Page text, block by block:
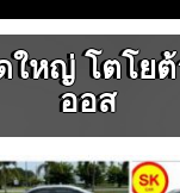
ใหญ่ โตโย
ออส